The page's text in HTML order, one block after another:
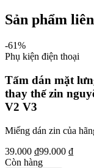
Sản phẩm
-61%
Phụ kiện điện thoại
Tấm dán mặt
thay thế zin
V2 V3
Miếng dán zin của
39.000 ₫99.000 ₫
Còn hàng